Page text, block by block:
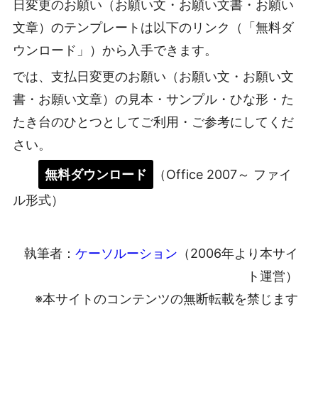
日変更のお願い（お願い文・お願い文書・お願い
文章）のテンプレートは以下のリンク（「無料ダ
ウンロード」）から入手できます。
では、支払日変更のお願い（お願い文・お願い文
書・お願い文章）の見本・サンプル・ひな形・た
たき台のひとつとしてご利用・ご参考にしてくだ
さい。
無料ダウンロード
（Office 2007～ ファイ
ル形式）
執筆者： ケーソルーション （2006年より本サイ
ト運営）
※本サイトのコンテンツの無断転載を禁じます